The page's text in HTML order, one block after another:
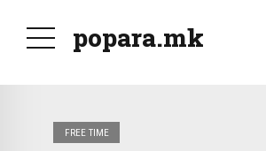
popara.mk
FREE TIME